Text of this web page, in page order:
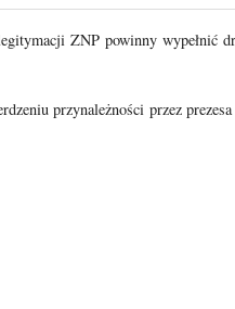
ZNP powinny wypełnić
przynależności przez prezesa